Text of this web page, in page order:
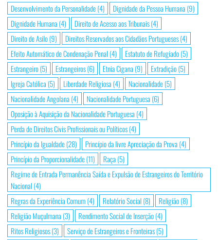
Desenvolvimento da Personalidade(4) Dignidade da Pessoa Humana (9)
Dignidade Humana (4) Direito de Acesso aos Tribunais(4)
Direito de Asilo(9) Direitos Reservados aos Cidadãos Portugueses(4)
Efeito Automático de Condenação Penal (4) Estatuto de Refugiado(5)
Estrangeiro(5) Estrangeiros(6) Etnia Cigana (9) Extradição(5)
Igreja Católica (5) Liberdade Religiosa (4) Nacionalidade(5)
Nacionalidade Angolana (4) Nacionalidade Portuguesa (6)
Oposição à Aquisição da Nacionalidade Portuguesa (4)
Perda de Direitos Civis Profissionais ou Políticos(4)
Princípio da Igualdade(28) Princípio da livre Apreciação da Prova (4)
Princípio da Proporcionalidade(11) Raça (5)
Regime de Entrada Permanência Saída e Expulsão de Estrangeiros do Território
Nacional (4)
Regras da Experiência Comum (4) Relatório Social (8) Religião(8)
Religião Muçulmana (3) Rendimento Social de Inserção(4)
Ritos Religiosos(3) Serviço de Estrangeiros e Fronteiras(5)